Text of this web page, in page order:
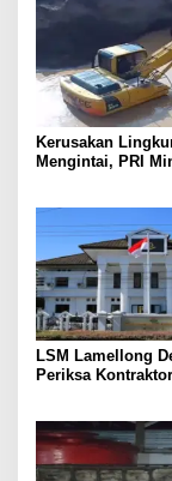
Kerusakan
Mengintai, PRI
LSM Lamellong
Periksa